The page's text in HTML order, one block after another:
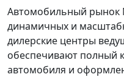
Автомобильный
динамичных и
дилерские центры
обеспечивают полный
автомобиля и